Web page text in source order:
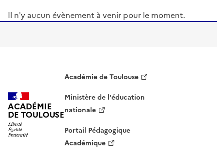
Vue
Il n'y aucun évènement à venir pour le moment.
ACADÉMIE
DE TOULOUSE
Académie de Toulouse
Ministère de l'éducation
nationale
Portail Pédagogique
Académique